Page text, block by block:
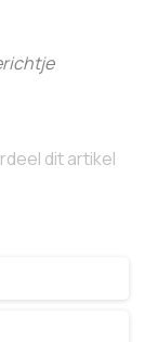
dit artikel